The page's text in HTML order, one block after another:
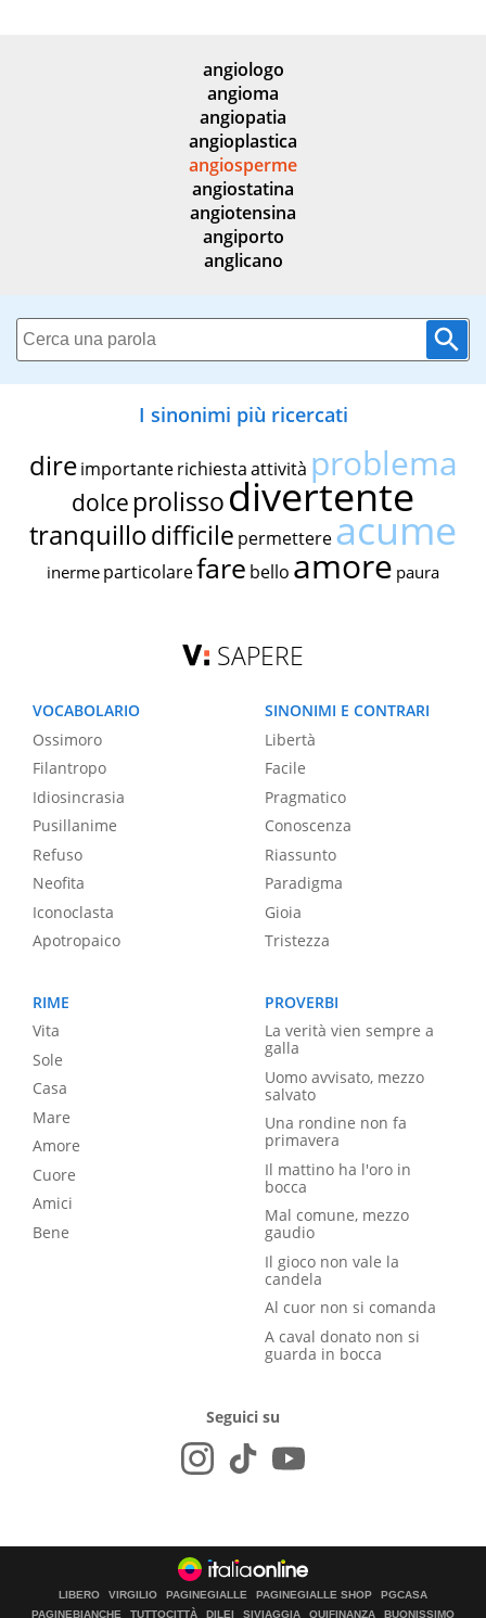
angiologo
angioma
angiopatia
angioplastica
angiosperme
angiostatina
angiotensina
angiporto
anglicano
I sinonimi più ricercati
dire importante richiestaattività problema
dolce prolissodivertente
tranquillodifficile permettereacume
inerme particolarefare bello amore paura
SAPERE
VOCABOLARIO
Ossimoro
Filantropo
Idiosincrasia
Pusillanime
Refuso
Neofita
Iconoclasta
Apotropaico
SINONIMI E CONTRARI
Libertà
Facile
Pragmatico
Conoscenza
Riassunto
Paradigma
Gioia
Tristezza
RIME
Vita
Sole
Casa
Mare
Amore
Cuore
Amici
Bene
PROVERBI
La verità vien sempre a
galla
Uomo avvisato, mezzo
salvato
Una rondine non fa
primavera
Il mattino ha l'oro in
bocca
Mal comune, mezzo
gaudio
Il gioco non vale la
candela
Al cuor non si comanda
A caval donato non si
guarda in bocca
Seguici su
LIBERO VIRGILIO PAGINEGIALLE PAGINEGIALLE SHOP
PGCASA
PAGINEBIANCHE
TUTTOCITTÀ DILEI SIVIAGGIA QUIFINANZA BUONISSIMO